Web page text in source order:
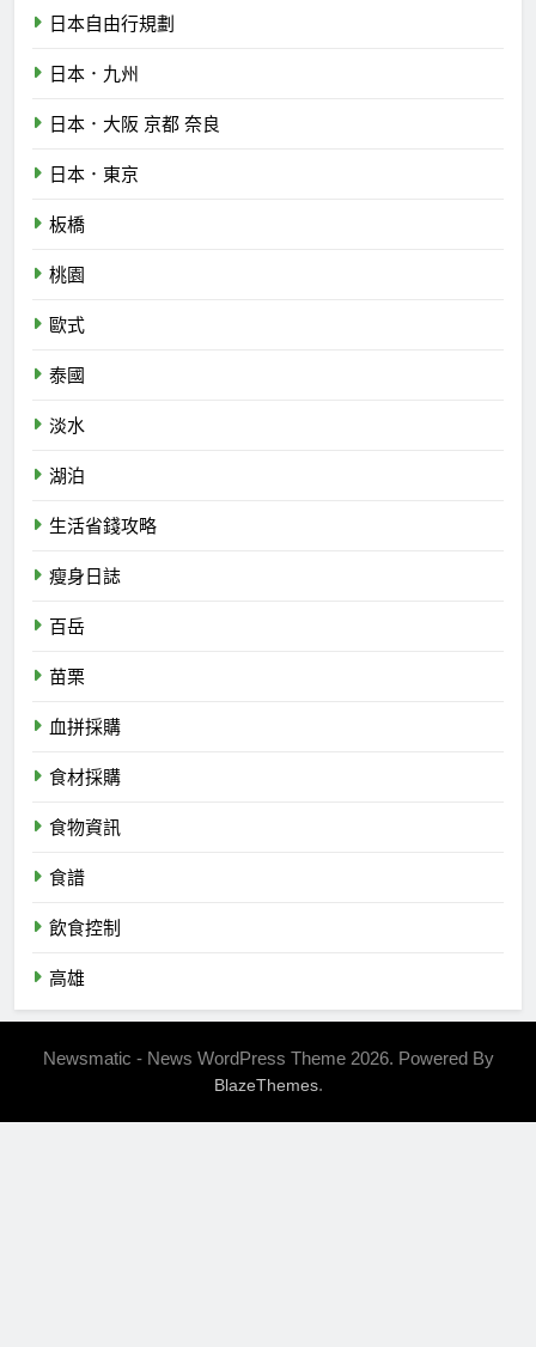
日本自由行規劃
日本．九州
日本．大阪 京都 奈良
日本．東京
板橋
桃園
歐式
泰國
淡水
湖泊
生活省錢攻略
瘦身日誌
百岳
苗栗
血拼採購
食材採購
食物資訊
食譜
飲食控制
高雄
Newsmatic - News WordPress Theme 2026. Powered By
BlazeThemes.